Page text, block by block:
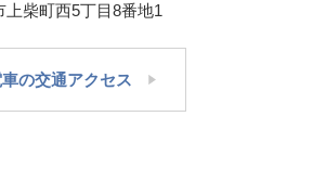
上柴町西5丁目8番地1
の交通アクセス